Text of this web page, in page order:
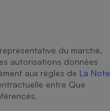
du marché,
autorisations données
aux règles de La Note
entre Que